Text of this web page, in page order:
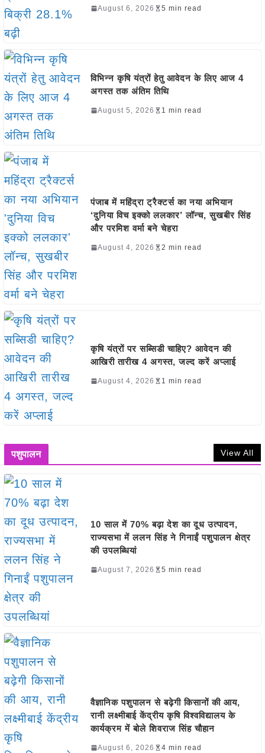
August 6, 2026 5 min read
विभिन्न कृषि यंत्रों हेतु आवेदन के लिए आज 4
अगस्त तक अंतिम तिथि
August 5, 2026 1 min read
पंजाब में महिंद्रा ट्रैक्टर्स का नया अभियान
‘दुनिया विच इक्को ललकार’ लॉन्च, सुखबीर सिंह
और परमिश वर्मा बने चेहरा
August 4, 2026 2 min read
कृषि यंत्रों पर सब्सिडी चाहिए? आवेदन की
आखिरी तारीख 4 अगस्त, जल्द करें अप्लाई
August 4, 2026 1 min read
पशुपालन View All
10 साल में 70% बढ़ा देश का दूध उत्पादन,
राज्यसभा में ललन सिंह ने गिनाईं पशुपालन क्षेत्र
की उपलब्धियां
August 7, 2026 5 min read
वैज्ञानिक पशुपालन से बढ़ेगी किसानों की आय,
रानी लक्ष्मीबाई केंद्रीय कृषि विश्वविद्यालय के
कार्यक्रम में बोले शिवराज सिंह चौहान
August 6, 2026 4 min read